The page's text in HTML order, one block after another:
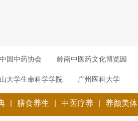
中国中药协会 岭南中医药文化博览园
大学生命科学学院 广州医科大学
| 膳食养生 | 中医疗养 | 养颜美体